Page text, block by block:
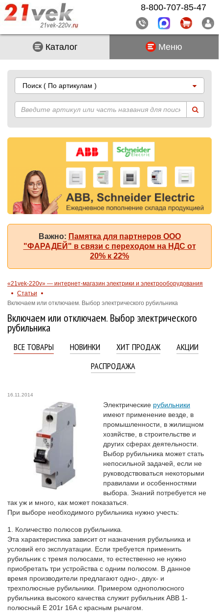
Каталог Меню
Поиск ( По артикулам )
Важно: Памятка для партнеров ООО
"ФАРАДЕЙ" в связи с переходом на НДС от
20% к 22%
«21vek-220v» — интернет-магазин электрики и электрооборудования
Статьи
Включаем или отключаем. Выбор электрического рубильника
Включаем или отключаем. Выбор электрического
рубильника
ВСЕ ТОВАРЫ НОВИНКИ ХИТ ПРОДАЖ
АКЦИИ
РАСПРОДАЖА
16.11.2014
Электрические рубильники
имеют применение везде, в
промышленности, в жилищном
хозяйстве, в строительстве и
других сферах деятельности.
Выбор рубильника может стать
непосильной задачей, если не
руководствоваться некоторыми
правилами и особенностями
выбора. Знаний потребуется не
так уж и много, как может показаться.
При выборе необходимого рубильника нужно учесть:
1. Количество полюсов рубильника.
Эта характеристика зависит от назначения рубильника и
условий его эксплуатации. Если требуется применить
рубильник с тремя полюсами, то естественно не нужно
приобретать три устройства с одним полюсом. В данное
время производители предлагают одно-, двух- и
трехполюсные рубильники. Примером однополюсного
рубильника высокого качества служит рубильник ABB 1-
полюсный Е 201r 16A с красным рычагом.
8-800-707-85-47